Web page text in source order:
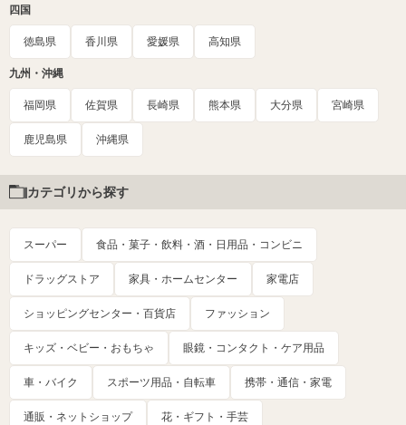
四国
徳島県 香川県 愛媛県 高知県
九州・沖縄
福岡県 佐賀県 長崎県 熊本県 大分県 宮崎県
鹿児島県 沖縄県
カテゴリから探す
スーパー 食品・菓子・飲料・酒・日用品・コンビニ
ドラッグストア 家具・ホームセンター 家電店
ショッピングセンター・百貨店 ファッション
キッズ・ベビー・おもちゃ 眼鏡・コンタクト・ケア用品
車・バイク スポーツ用品・自転車 携帯・通信・家電
通販・ネットショップ 花・ギフト・手芸